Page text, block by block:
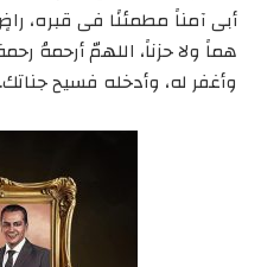
أبى آمناً مطمئنًا فى قبره،
هماً ولا حزناً، اللهمّ أرحمهُ
وأغفر له، وأدخله فسيح جناتك.